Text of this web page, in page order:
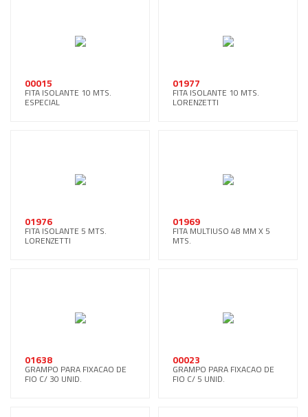
00015
FITA ISOLANTE 10 MTS.
ESPECIAL
01977
FITA ISOLANTE 10 MTS.
LORENZETTI
01976
FITA ISOLANTE 5 MTS.
LORENZETTI
01969
FITA MULTIUSO 48 MM X 5
MTS.
01638
GRAMPO PARA FIXACAO DE
FIO C/ 30 UNID.
00023
GRAMPO PARA FIXACAO DE
FIO C/ 5 UNID.